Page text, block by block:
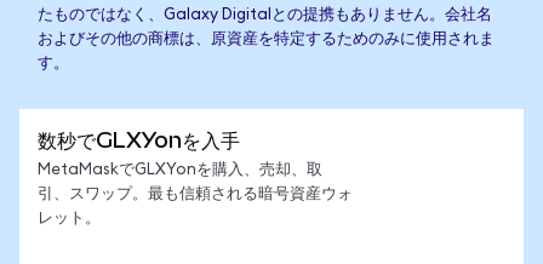
たものではなく、Galaxy Digitalとの提携もありません。会社名
およびその他の商標は、原資産を特定するためのみに使用されま
す。
数秒でGLXYonを入手
MetaMaskでGLXYonを購入、売却、取
引、スワップ。最も信頼される暗号資産ウォ
レット。